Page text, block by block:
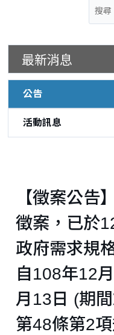
府需求規格書，公告受
日 (期間末日依行政程
最新消息
公告
活動訊息
【徵案公告
徵案，已於
政府需求規
自108年12
月13日 (期
第48條第2